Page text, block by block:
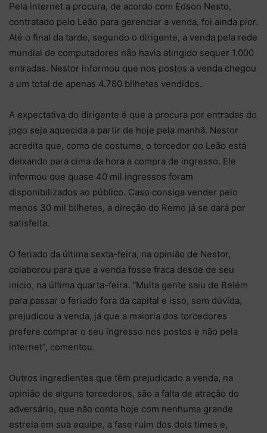
Pela internet a procura, de acordo com Edson Nesto,
contratado pelo Leão para gerenciar a venda, foi ainda pior.
Até o final da tarde, segundo o dirigente, a venda pela rede
mundial de computadores não havia atingido sequer 1.000
entradas. Nestor informou que nos postos a venda chegou
a um total de apenas 4.780 bilhetes vendidos.
A expectativa do dirigente é que a procura por entradas do
jogo seja aquecida a partir de hoje pela manhã. Nestor
acredita que, como de costume, o torcedor do Leão está
deixando para cima da hora a compra de ingresso. Ele
informou que quase 40 mil ingressos foram
disponibilizados ao público. Caso consiga vender pelo
menos 30 mil bilhetes, a direção do Remo já se dará por
satisfeita.
O feriado da última sexta-feira, na opinião de Nestor,
colaborou para que a venda fosse fraca desde de seu
início, na última quarta-feira. “Muita gente saiu de Belém
para passar o feriado fora da capital e isso, sem dúvida,
prejudicou a venda, já que a maioria dos torcedores
prefere comprar o seu ingresso nos postos e não pela
internet”, comentou.
Outros ingredientes que têm prejudicado a venda, na
opinião de alguns torcedores, são a falta de atração do
adversário, que não conta hoje com nenhuma grande
estrela em sua equipe, a fase ruim dos dois times e,